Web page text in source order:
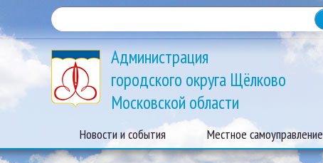
Администрация
городского округа Щёлково
Московской области
Новости и события Местное самоуправление